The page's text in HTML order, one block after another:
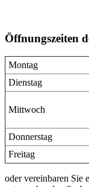
Öffnungszeiten
Montag
Dienstag
Mittwoch
Donnerstag
Freitag
oder vereinbaren Sie